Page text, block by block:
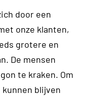
door een
onze klanten,
grotere en
De mensen
te kraken. Om
blijven